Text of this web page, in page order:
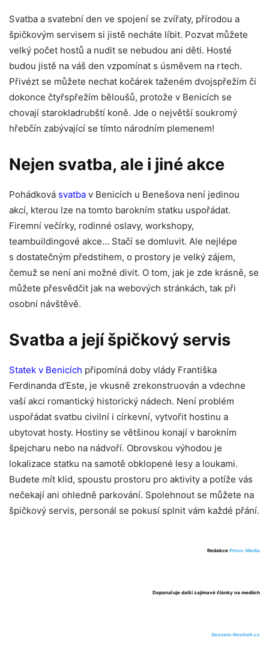
Svatba a svatební den ve spojení se zvířaty, přírodou a
špičkovým servisem si jistě necháte líbit. Pozvat můžete
velký počet hostů a nudit se nebudou ani děti. Hosté
budou jistě na váš den vzpomínat s úsměvem na rtech.
Přivézt se můžete nechat kočárek taženém dvojspřežím či
dokonce čtyřspřežím běloušů, protože v Benicích se
chovají starokladrubští koně. Jde o největší soukromý
hřebčín zabývající se tímto národním plemenem!
Nejen svatba, ale i jiné akce
Pohádková svatba v Benicích u Benešova není jedinou
akcí, kterou lze na tomto barokním statku uspořádat.
Firemní večírky, rodinné oslavy, workshopy,
teambuildingové akce… Stačí se domluvit. Ale nejlépe
s dostatečným předstihem, o prostory je velký zájem,
čemuž se není ani možné divit. O tom, jak je zde krásně, se
můžete přesvědčit jak na webových stránkách, tak při
osobní návštěvě.
Svatba a její špičkový servis
Statek v Benicích připomíná doby vlády Františka
Ferdinanda d’Este, je vkusně zrekonstruován a vdechne
vaší akci romantický historický nádech. Není problém
uspořádat svatbu civilní i církevní, vytvořit hostinu a
ubytovat hosty. Hostiny se většinou konají v barokním
špejcharu nebo na nádvoří. Obrovskou výhodou je
lokalizace statku na samotě obklopené lesy a loukami.
Budete mít klid, spoustu prostoru pro aktivity a potíže vás
nečekají ani ohledně parkování. Spolehnout se můžete na
špičkový servis, personál se pokusí splnit vám každé přání.
Redakce Press-Media
Doporučuje další zajímavé články na mediích
Seznam-Novinek.cz